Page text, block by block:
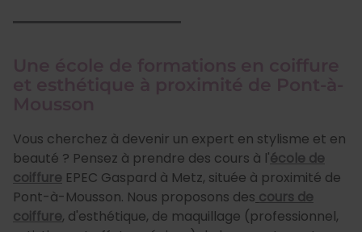
Vous cherchez à devenir un expert en stylisme et en
beauté ? Pensez à prendre des cours à l'école de
coiffure EPEC Gaspard à Metz, située à proximité de
Pont-à-Mousson. Nous proposons des cours de
coiffure, d'esthétique, de maquillage (professionnel,